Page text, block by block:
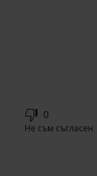
0
Не съм съгласен